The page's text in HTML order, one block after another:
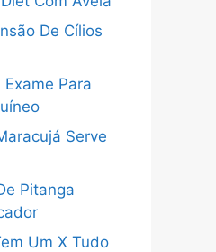
De Cílios
Exame Para
Serve
Pitanga
Um X Tudo